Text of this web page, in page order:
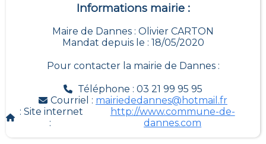
Informations mairie :
Maire de Dannes : Olivier CARTON
Mandat depuis le : 18/05/2020
Pour contacter la mairie de Dannes:
Téléphone : 03 21 99 95 95
Courriel : mairiededannes@hotmail.fr
: Site internet
:
http://www.commune-de-
dannes.com